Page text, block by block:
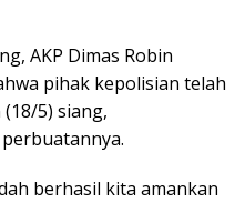
AKP Dimas Robin
pihak kepolisian telah
5) siang,
berhasil kita amankan